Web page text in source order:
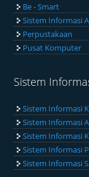
Be - Smart
Sistem Informasi
Perpustakaan
Pusat Komputer
Sistem
Sistem Informasi
Sistem Informasi
Sistem Informasi
Sistem Informasi
Sistem Informasi